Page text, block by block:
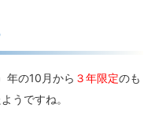
年の10月から ３年限定のも
うですね。